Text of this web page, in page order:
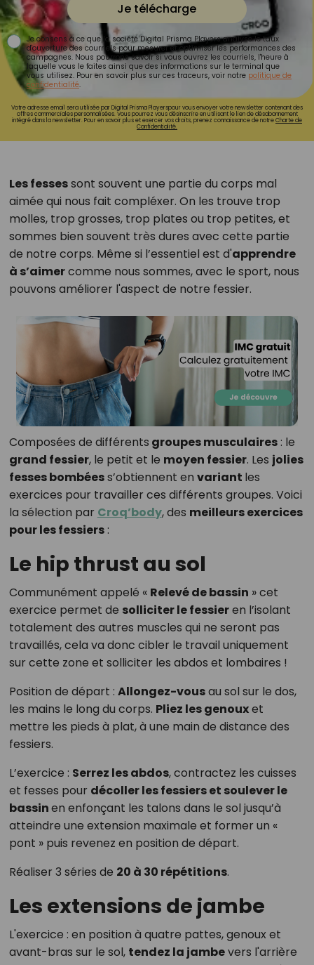
Je télécharge
Je consens à ce que la société Digital Prisma Players analyse le taux
d'ouverture des courriels pour mesurer et optimiser les performances des
campagnes. Nous pourrons savoir si vous ouvrez les courriels, l'heure à
laquelle vous le faites ainsi que des informations sur le terminal que
vous utilisez. Pour en savoir plus sur ces traceurs, voir notre politique de
confidentialité.
Votre adresse email sera utilisée par Digital Prisma Playerspour vous envoyer votre newsletter contenant des
offres commerciales personnalisées. Vous pourrez vous désinscrire en utilisant le lien de désabonnement
intégré dans la newsletter. Pour en savoir plus et exercer vos droits, prenez connaissance de notreCharte de
Confidentialité.
Les fessessont souvent une partie du corps mal
aimée qui nous fait compléxer. On les trouve trop
molles, trop grosses, trop plates ou trop petites, et
sommes bien souvent très dures avec cette partie
de notre corps. Même si l’essentiel est d'apprendre
à s’aimercomme nous sommes, avec le sport, nous
pouvons améliorer l'aspect de notre fessier.
Composées de différents groupes musculaires: le
grand fessier, le petit et le moyen fessier. Les jolies
fesses bombéess’obtiennent en variant les
exercices pour travailler ces différents groupes. Voici
la sélection par Croq’body, des meilleurs exercices
pour les fessiers:
Le hip thrust au sol
Communément appelé « Relevé de bassin » cet
exercice permet de solliciter le fessieren l’isolant
totalement des autres muscles qui ne seront pas
travaillés, cela va donc cibler le travail uniquement
sur cette zone et solliciter les abdos et lombaires !
Position de départ : Allongez-vousau sol sur le dos,
les mains le long du corps. Pliez les genouxet
mettre les pieds à plat, à une main de distance des
fessiers.
L’exercice : Serrez les abdos, contractez les cuisses
et fesses pour décoller les fessiers et soulever le
bassinen enfonçant les talons dans le sol jusqu’à
atteindre une extension maximale et former un «
pont » puis revenez en position de départ.
Réaliser 3 séries de 20 à 30 répétitions.
Les extensions de jambe
L'exercice : en position à quatre pattes, genoux et
avant-bras sur le sol, tendez la jambevers l'arrière